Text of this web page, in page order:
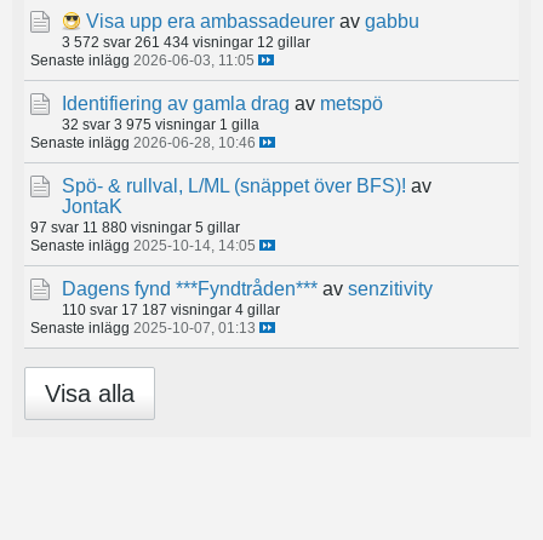
Visa upp era ambassadeurer av gabbu
3 572 svar 261 434 visningar 12 gillar
Senaste inlägg 2026-06-03, 11:05
Identifiering av gamla drag av metspö
32 svar 3 975 visningar 1 gilla
Senaste inlägg 2026-06-28, 10:46
Spö- & rullval, L/ML (snäppet över BFS)! av
JontaK
97 svar 11 880 visningar 5 gillar
Senaste inlägg 2025-10-14, 14:05
Dagens fynd ***Fyndtråden*** av senzitivity
110 svar 17 187 visningar 4 gillar
Senaste inlägg 2025-10-07, 01:13
Visa alla